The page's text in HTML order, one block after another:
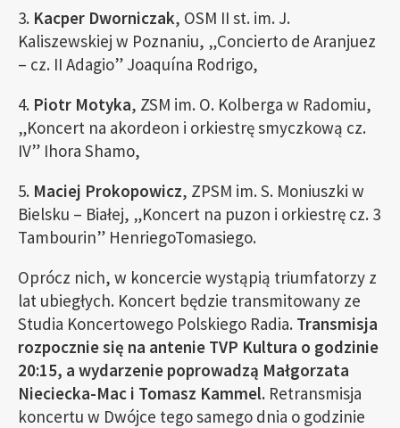
3. Kacper Dworniczak, OSM II st. im. J.
Kaliszewskiej w Poznaniu, „Concierto de Aranjuez
– cz. II Adagio” Joaquína Rodrigo,
4. Piotr Motyka, ZSM im. O. Kolberga w Radomiu,
„Koncert na akordeon i orkiestrę smyczkową cz.
IV” Ihora Shamo,
5. Maciej Prokopowicz, ZPSM im. S. Moniuszki w
Bielsku – Białej, „Koncert na puzon i orkiestrę cz. 3
Tambourin” HenriegoTomasiego.
Oprócz nich, w koncercie wystąpią triumfatorzy z
lat ubiegłych. Koncert będzie transmitowany ze
Studia Koncertowego Polskiego Radia. Transmisja
rozpocznie się na antenie TVP Kultura o godzinie
20:15, a wydarzenie poprowadzą Małgorzata
Nieciecka-Mac i Tomasz Kammel. Retransmisja
koncertu w Dwójce tego samego dnia o godzinie